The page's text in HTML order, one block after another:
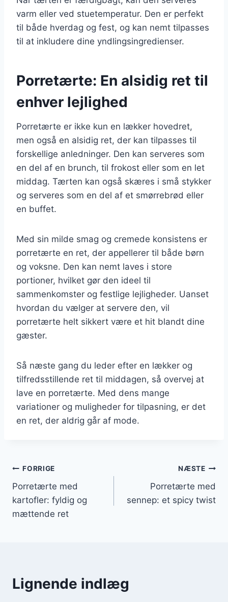
varm eller ved stuetemperatur. Den er perfekt
til både hverdag og fest, og kan nemt tilpasses
til at inkludere dine yndlingsingredienser.
Porretærte: En alsidig ret til
enhver lejlighed
Porretærte er ikke kun en lækker hovedret,
men også en alsidig ret, der kan tilpasses til
forskellige anledninger. Den kan serveres som
en del af en brunch, til frokost eller som en let
middag. Tærten kan også skæres i små stykker
og serveres som en del af et smørrebrød eller
en buffet.
Med sin milde smag og cremede konsistens er
porretærte en ret, der appellerer til både børn
og voksne. Den kan nemt laves i store
portioner, hvilket gør den ideel til
sammenkomster og festlige lejligheder. Uanset
hvordan du vælger at servere den, vil
porretærte helt sikkert være et hit blandt dine
gæster.
Så næste gang du leder efter en lækker og
tilfredsstillende ret til middagen, så overvej at
lave en porretærte. Med dens mange
variationer og muligheder for tilpasning, er det
en ret, der aldrig går af mode.
Indlægsnavigation
FORRIGE
Porretærte med
kartofler: fyldig og
mættende ret
NÆSTE
Porretærte med
sennep: et spicy twist
Lignende indlæg